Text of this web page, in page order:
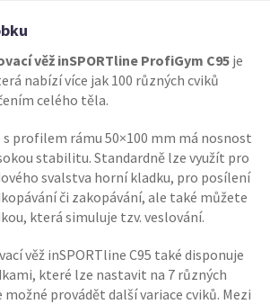
věž inSPORTline ProfiGym C95je
nabízí více jak 100 různých cviků
celého těla.
profilem rámu 50×100 mm má nosnost
stabilitu. Standardně lze využít pro
svalstva horní kladku, pro posílení
či zakopávání, ale také můžete
která simuluje tzv. veslování.
věž inSPORTline C95 také disponuje
které lze nastavit na 7 různých
možné provádět další variace cviků. Mezi